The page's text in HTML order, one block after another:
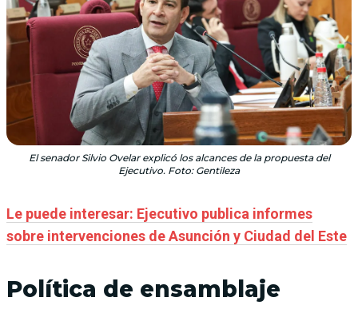
El senador Silvio Ovelar explicó los alcances de la propuesta del
Ejecutivo. Foto: Gentileza
Le puede interesar: Ejecutivo publica informes
sobre intervenciones de Asunción y Ciudad del Este
Política de ensamblaje